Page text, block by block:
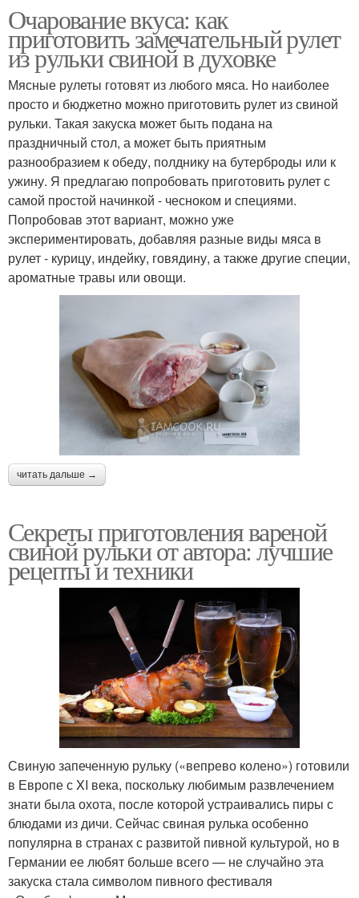
Очарование вкуса: как
приготовить замечательный рулет
из рульки свиной в духовке
Мясные рулеты готовят из любого мяса. Но наиболее
просто и бюджетно можно приготовить рулет из свиной
рульки. Такая закуска может быть подана на
праздничный стол, а может быть приятным
разнообразием к обеду, полднику на бутерброды или к
ужину. Я предлагаю попробовать приготовить рулет с
самой простой начинкой - чесноком и специями.
Попробовав этот вариант, можно уже
экспериментировать, добавляя разные виды мяса в
рулет - курицу, индейку, говядину, а также другие специи,
ароматные травы или овощи.
читать дальше →
Секреты приготовления вареной
свиной рульки от автора: лучшие
рецепты и техники
Свиную запеченную рульку («вепрево колено») готовили
в Европе с XI века, поскольку любимым развлечением
знати была охота, после которой устраивались пиры с
блюдами из дичи. Сейчас свиная рулька особенно
популярна в странах с развитой пивной культурой, но в
Германии ее любят больше всего — не случайно эта
закуска стала символом пивного фестиваля